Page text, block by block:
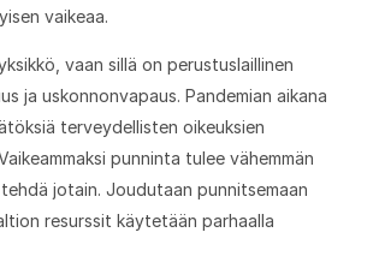
vaikeaa.
vaan sillä on perustuslaillinen
ja uskonnonvapaus. Pandemian aikana
terveydellisten oikeuksien
punninta tulee vähemmän
jotain. Joudutaan punnitsemaan
resurssit käytetään parhaalla